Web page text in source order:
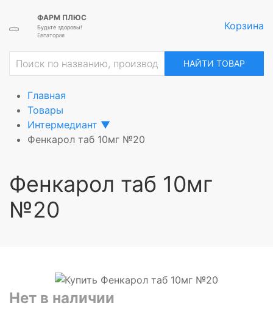
ФАРМ ПЛЮС
Будьте здоровы!
Евпатория
Корзина
НАЙТИ ТОВАР
Главная
Товары
Интермедиант ▼
Фенкарол таб 10мг №20
Фенкарол таб 10мг
№20
Нет в наличии